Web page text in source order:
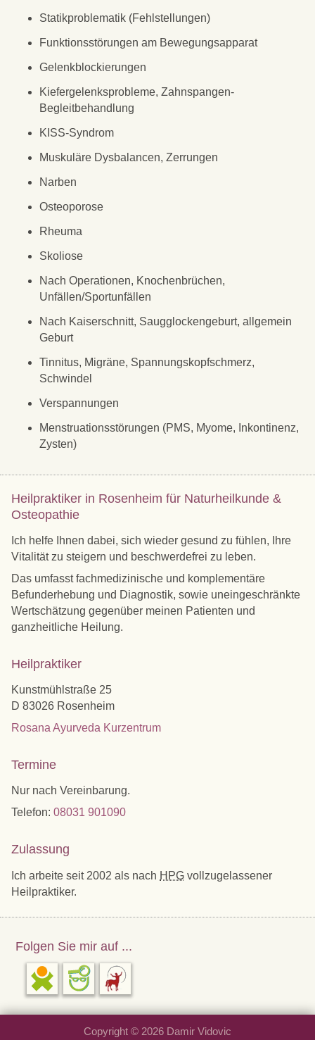
Statikproblematik (Fehlstellungen)
Funktionsstörungen am Bewegungsapparat
Gelenkblockierungen
Kiefergelenksprobleme, Zahnspangen-
Begleitbehandlung
KISS-Syndrom
Muskuläre Dysbalancen, Zerrungen
Narben
Osteoporose
Rheuma
Skoliose
Nach Operationen, Knochenbrüchen,
Unfällen/Sportunfällen
Nach Kaiserschnitt, Saugglockengeburt, allgemein
Geburt
Tinnitus, Migräne, Spannungskopfschmerz,
Schwindel
Verspannungen
Menstruationsstörungen (PMS, Myome, Inkontinenz,
Zysten)
Heilpraktiker in Rosenheim für Naturheilkunde &
Osteopathie
Ich helfe Ihnen dabei, sich wieder gesund zu fühlen, Ihre
Vitalität zu steigern und beschwerdefrei zu leben.
Das umfasst fachmedizinische und komplementäre
Befunderhebung und Diagnostik, sowie uneingeschränkte
Wertschätzung gegenüber meinen Patienten und
ganzheitliche Heilung.
Heilpraktiker
Kunstmühlstraße 25
D 83026 Rosenheim
Rosana Ayurveda Kurzentrum
Termine
Nur nach Vereinbarung.
Telefon: 08031 901090
Zulassung
Ich arbeite seit 2002 als nach HPG voll­zu­ge­las­se­ner
Heilpraktiker.
Folgen Sie mir auf ...
Copyright © 2026 Damir Vidovic